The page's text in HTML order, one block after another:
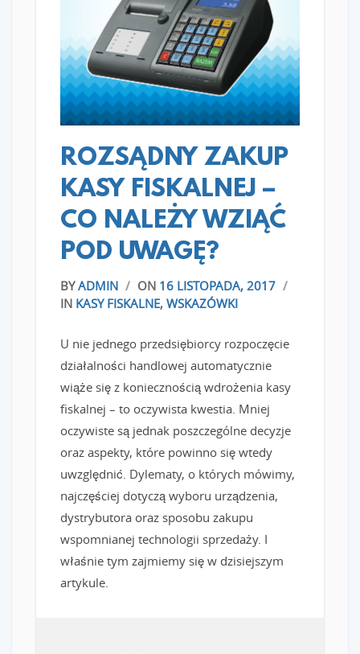
READ MORE
ROZSĄDNY ZAKUP
KASY FISKALNEJ –
CO NALEŻY WZIĄĆ
POD UWAGĘ?
BYADMIN / ON 16 LISTOPADA, 2017 /
IN KASY FISKALNE, WSKAZÓWKI
U nie jednego przedsiębiorcy rozpoczęcie
działalności handlowej automatycznie
wiąże się z koniecznością wdrożenia kasy
fiskalnej – to oczywista kwestia. Mniej
oczywiste są jednak poszczególne decyzje
oraz aspekty, które powinno się wtedy
uwzględnić. Dylematy, o których mówimy,
najczęściej dotyczą wyboru urządzenia,
dystrybutora oraz sposobu zakupu
wspomnianej technologii sprzedaży. I
właśnie tym zajmiemy się w dzisiejszym
artykule.